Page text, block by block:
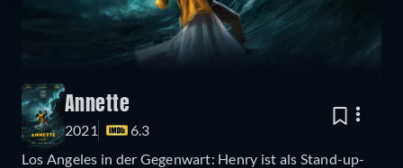
Annette
2021
6.3
Los Angeles in der Gegenwart: Henry ist als Stand-up-